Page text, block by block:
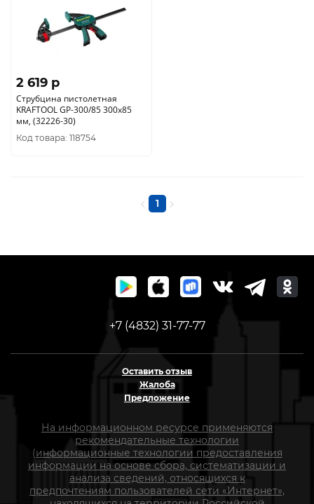
2 619 p
Струбцина пистолетная
KRAFTOOL GP-300/85 300х85
мм, (32226-30)
Код товара: 118754
1
+7 (4832) 31-77-77
Оставить отзыв
Жалоба
Предложение
На информационном ресурсе применяются
рекомендательные технологии
(информационные технологии предоставления
информации на основе сбора, систематизации и
анализа сведений, относящихся к
предпочтениям пользователей сети «Интернет»,